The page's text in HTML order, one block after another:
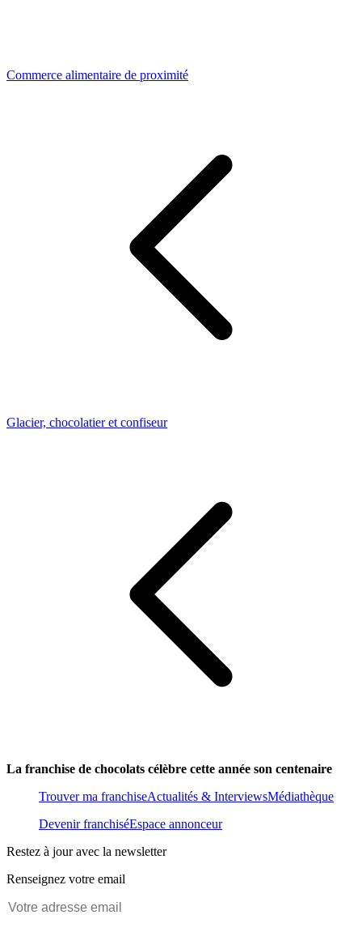
Commerce alimentaire de proximité
Glacier, chocolatier et confiseur
La franchise de chocolats célèbre cette année son centenaire
Trouver ma franchiseActualités & InterviewsMédiathèque
Devenir franchiséEspace annonceur
Restez à jour avec la newsletter
Renseignez votre email